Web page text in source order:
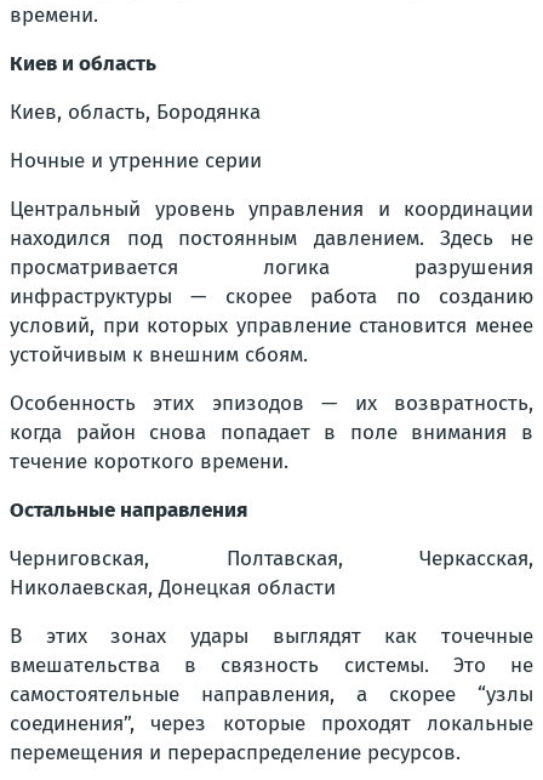
времени.
Киев и область
Киев, область, Бородянка
Ночные и утренние серии
Центральный уровень управления и координации
находился под постоянным давлением. Здесь не
просматривается логика разрушения
инфраструктуры — скорее работа по созданию
условий, при которых управление становится менее
устойчивым к внешним сбоям.
Особенность этих эпизодов — их возвратность,
когда район снова попадает в поле внимания в
течение короткого времени.
Остальные направления
Черниговская, Полтавская, Черкасская,
Николаевская, Донецкая области
В этих зонах удары выглядят как точечные
вмешательства в связность системы. Это не
самостоятельные направления, а скорее “узлы
соединения”, через которые проходят локальные
перемещения и перераспределение ресурсов.